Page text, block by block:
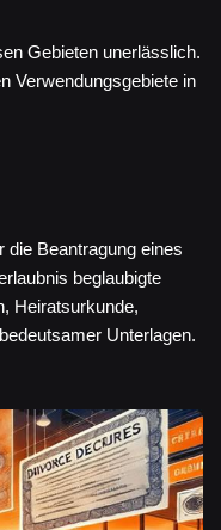
Gebieten unerlässlich.
Verwendungsgebiete in
die Beantragung eines
beglaubigte
Heiratsurkunde,
Unterlagen.